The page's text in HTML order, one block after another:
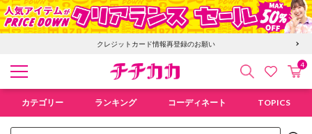
クレジットカード情報再登録のお願い
検索 お気にカ
4
カテゴリー ランキング コーディネート TOPICS